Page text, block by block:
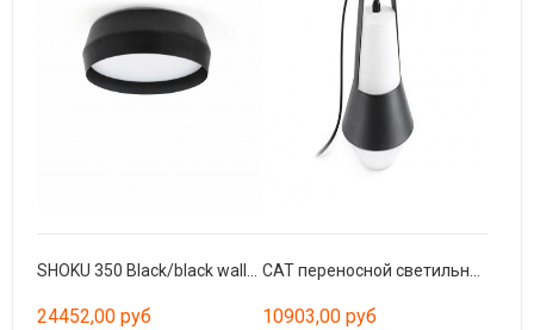
SHOKU 350 Black/black wall/ceiling lamp
24452,00 руб
CAT переносной светильник чёрный E27 20W
10903,00 руб